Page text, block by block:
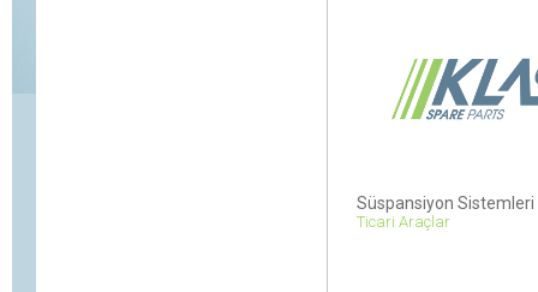
Süspansiyon Sistemleri
Ticari Araçlar